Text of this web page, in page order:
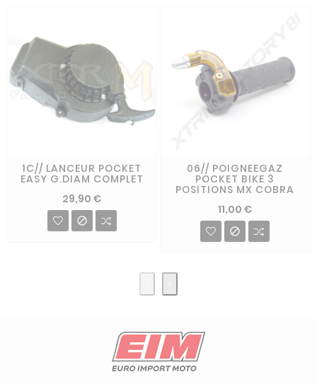
1C// LANCEUR POCKET
EASY G.DIAM COMPLET
29,90 €

06// POIGNEEGAZ
POCKET BIKE 3
POSITIONS MX COBRA
11,00 €
